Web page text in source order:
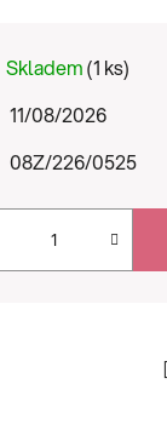
Skladem(1 ks)
11/08/2026
08Z/226/0525